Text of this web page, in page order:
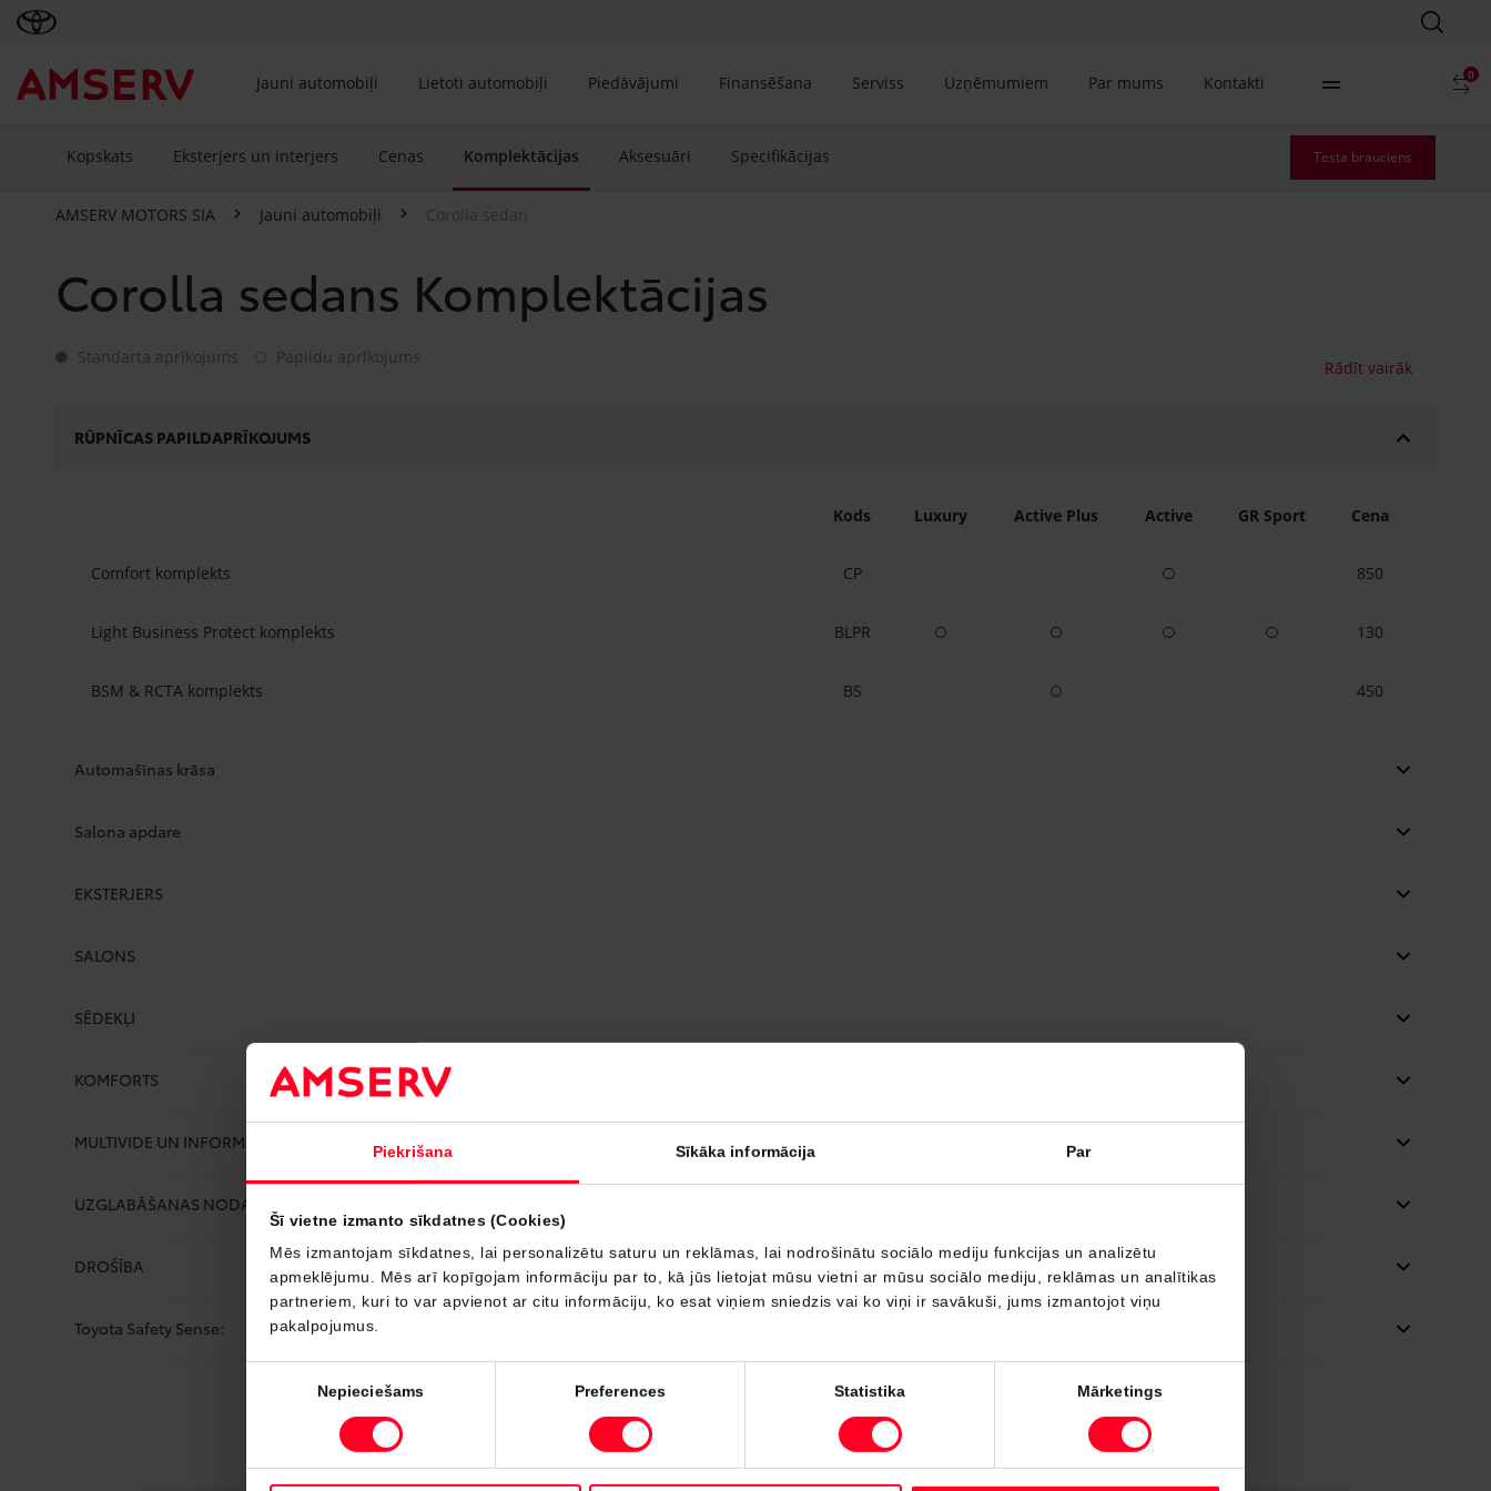
Piekrišana Sīkāka informācija Par
Šī vietne izmanto sīkdatnes (Cookies)
Mēs izmantojam sīkdatnes, lai personalizētu saturu un reklāmas, lai nodrošinātu sociālo mediju funkcijas un analizētu
apmeklējumu. Mēs arī kopīgojam informāciju par to, kā jūs lietojat mūsu vietni ar mūsu sociālo mediju, reklāmas un analītikas
partneriem, kuri to var apvienot ar citu informāciju, ko esat viņiem sniedzis vai ko viņi ir savākuši, jums izmantojot viņu
pakalpojumus.
Nepieciešams Preferences Statistika Mārketings
0
Jauni automobiļi Lietoti automobiļi Piedāvājumi Finansēšana Serviss Uzņēmumiem Par mums Kontakti
Kopskats Eksterjers un interjers Cenas Komplektācijas Aksesuāri Specifikācijas Testa brauciens
AMSERV MOTORS SIA Jauni automobiļi Corolla sedan
Corolla sedans Komplektācijas
Standarta aprīkojums
Standarta aprīkojums Papildu aprīkojums
Papildu aprīkojums
RŪPNĪCAS PAPILDAPRĪKOJUMS
Kods Luxury Active Plus Active GR Sport Cena
Comfort komplekts CP Papildu aprīkojums 850
Light Business Protect komplekts BLPR Papildu aprīkojums Papildu aprīkojumsPapildu aprīkojumsPapildu aprīkojums
130
BSM & RCTA komplekts BS Papildu aprīkojums 450
Automašīnas krāsa
Salona apdare
EKSTERJERS
SALONS
SĒDEKĻI
KOMFORTS
MULTIVIDE UN INFORMĀCIJA
UZGLABĀŠANAS NODALĪJUMI
DROŠĪBA
Toyota Safety Sense:
Ko jūs vēlaties darīt?